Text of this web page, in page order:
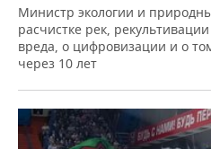
Министр экологии и
расчистке рек,
вреда, о цифровизации и о
через 10 лет